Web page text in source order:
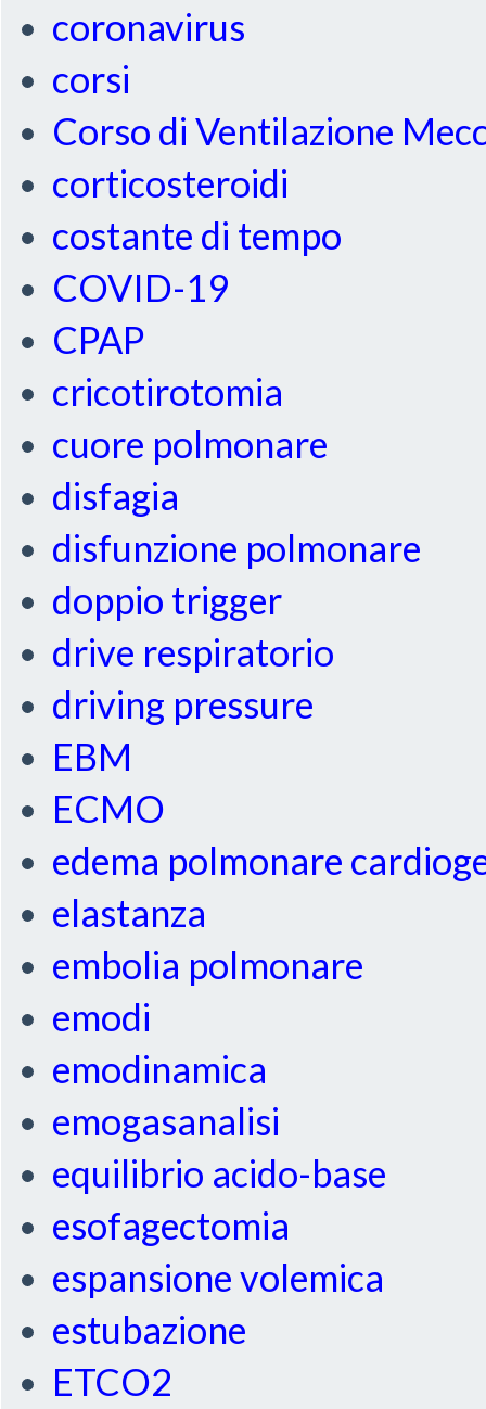
coronavirus
corsi
Corso di Ventilazione
corticosteroidi
costante di tempo
COVID-19
CPAP
cricotirotomia
cuore polmonare
disfagia
disfunzione polmonare
doppio trigger
drive respiratorio
driving pressure
EBM
ECMO
edema polmonare
elastanza
embolia polmonare
emodi
emodinamica
emogasanalisi
equilibrio acido-base
esofagectomia
espansione volemica
estubazione
ETCO2